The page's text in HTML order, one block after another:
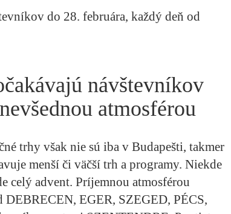
do 28. februára, každý deň od
návštevníkov
atmosférou
trhy však nie sú iba v Budapešti, takmer
menší či väčší trh a programy. Niekde
celý advent. Príjemnou atmosférou
DEBRECEN, EGER, SZEGED, PÉCS,